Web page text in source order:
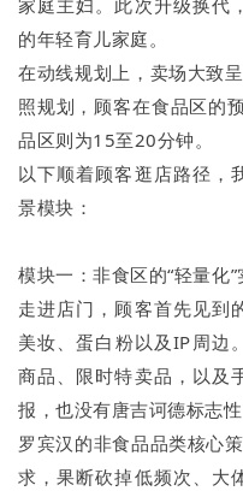
家庭主妇。此次升级换代
的年轻育儿家庭。
在动线规划上，卖场大致
照规划，顾客在食品区的
品区则为15至20分钟。
以下顺着顾客逛店路径，
景模块：
模块一：非食区的“轻量化”
走进店门，顾客首先见到
美妆、蛋白粉以及IP周边
商品、限时特卖品，以及
报，也没有唐吉诃德标志性
罗宾汉的非食品品类核心
求，果断砍掉低频次、大